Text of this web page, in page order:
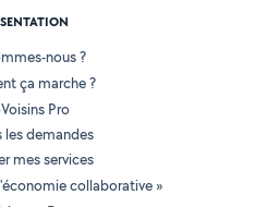
nous ?
ça marche ?
Pro
les demandes
mes services
collaborative »